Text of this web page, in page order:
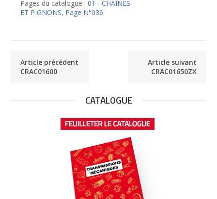
Pages du catalogue :01 - CHAÎNES
ET PIGNONS, Page N°036
Article précédent
CRAC01600
Article suivant
CRAC01650ZX
CATALOGUE